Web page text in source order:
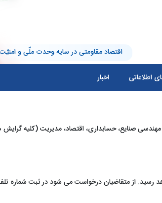
اقتصاد مقاومتی در سایه وحدت ملّی و
اطلاعاتی اخبار
صنایع، حسابداری، اقتصاد، مدیریت (کلیه گرایش
رسید. از متقاضیان درخواست می شود در ثبت شماره